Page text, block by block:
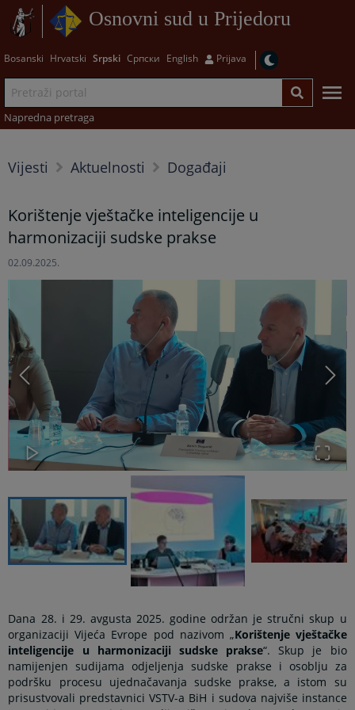
Osnovni sud u Prijedoru
Bosanski Hrvatski Srpski Српски English Prijava
Napredna pretraga
Vijesti Aktuelnosti Događaji
Korištenje vještačke inteligencije u
harmonizaciji sudske prakse
02.09.2025.
Dana 28. i 29. avgusta 2025. godine održan je stručni skup u
organizaciji Vijeća Evrope pod nazivom „Korištenje vještačke
inteligencije u harmonizaciji sudske prakse“. Skup je bio
namijenjen sudijama odjeljenja sudske prakse i osoblju za
podršku procesu ujednačavanja sudske prakse, a istom su
prisustvovali predstavnici VSTV-a BiH i sudova najviše instance